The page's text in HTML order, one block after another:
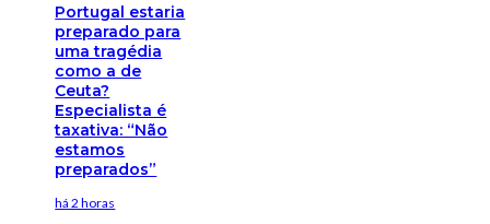
Portugal estaria
preparado para
uma tragédia
como a de
Ceuta?
Especialista é
taxativa: “Não
estamos
preparados”
há 2 horas